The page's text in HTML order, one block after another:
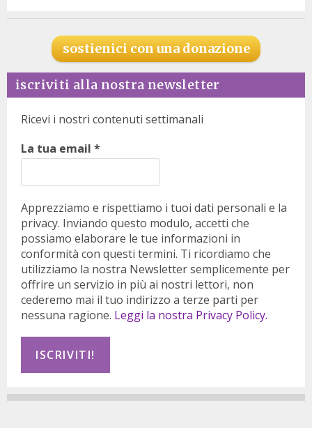
sostienici con una donazione
iscriviti alla nostra newsletter
Ricevi i nostri contenuti settimanali
La tua email *
Apprezziamo e rispettiamo i tuoi dati personali e la
privacy. Inviando questo modulo, accetti che
possiamo elaborare le tue informazioni in
conformità con questi termini. Ti ricordiamo che
utilizziamo la nostra Newsletter semplicemente per
offrire un servizio in più ai nostri lettori, non
cederemo mai il tuo indirizzo a terze parti per
nessuna ragione. Leggi la nostra Privacy Policy.